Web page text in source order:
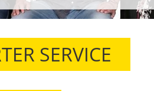
SERVICE